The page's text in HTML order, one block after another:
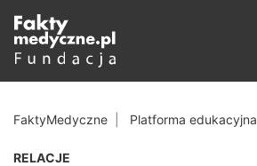
FaktyMedyczne Platforma edukacyjna
RELACJE